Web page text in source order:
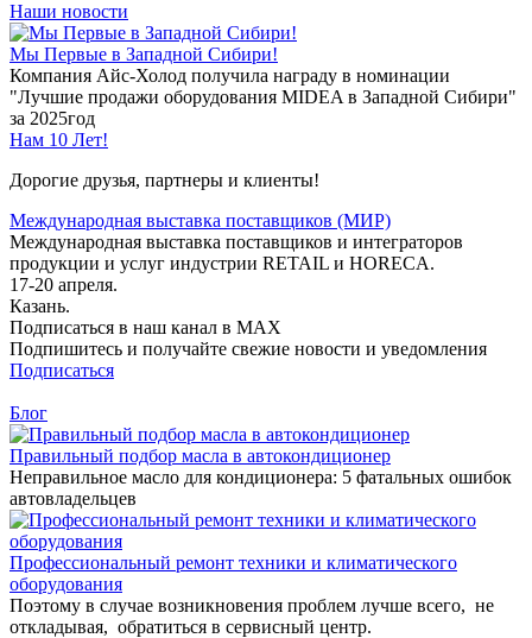
Наши новости
Мы Первые в Западной Сибири!
Компания Айс-Холод получила награду в номинации
"Лучшие продажи оборудования MIDEA в Западной Сибири"
за 2025год
Нам 10 Лет!
Дорогие друзья, партнеры и клиенты!
Международная выставка поставщиков (МИР)
Международная выставка поставщиков и интеграторов
продукции и услуг индустрии RETAIL и HORECA.
17-20 апреля.
Казань.
Подписаться в наш канал в MAX
Подпишитесь и получайте свежие новости и уведомления
Подписаться
Блог
Правильный подбор масла в автокондиционер
Неправильное масло для кондиционера: 5 фатальных ошибок
автовладельцев
Профессиональный ремонт техники и климатического
оборудования
Поэтому в случае возникновения проблем лучше всего, не
откладывая, обратиться в сервисный центр.